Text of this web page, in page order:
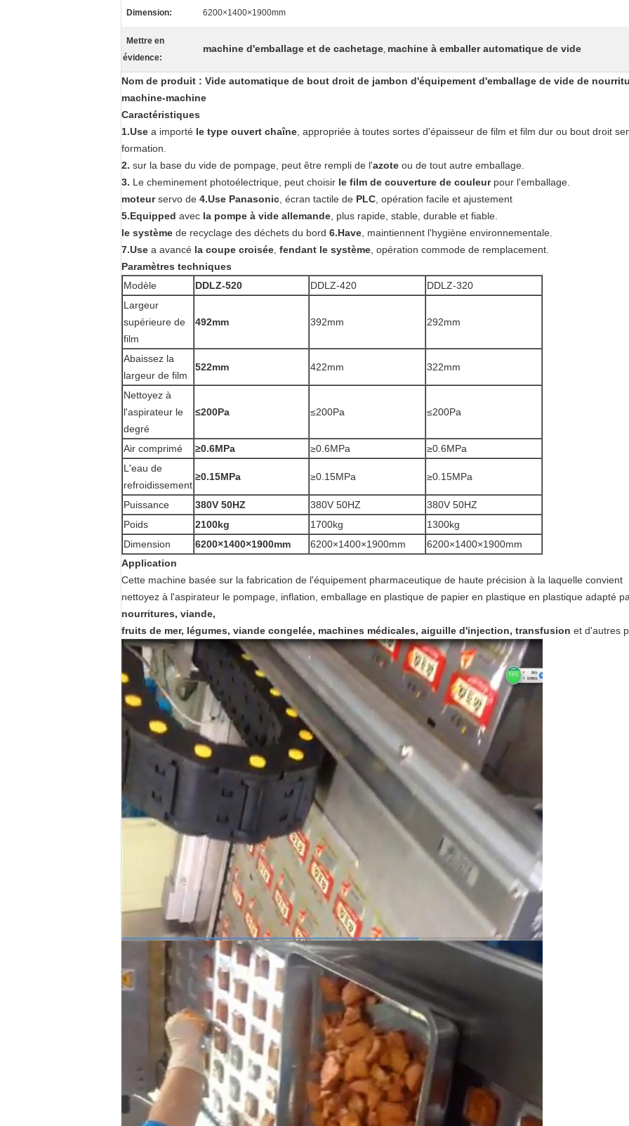
Dimension: 6200×1400×1900mm
Mettre en
évidence:
machine d'emballage et de cachetage, machine à emballer automatique de vide
Nom de produit : Vide automatique de bout droit de jambon d'équipement d'emballage de vide de
machine-machine
Caractéristiques
1.Use a importé le type ouvert chaîne , appropriée à toutes sortes d'épaisseur de film et film dur ou bout droit
formation.
2. sur la base du vide de pompage, peut être rempli de l'azote ou de tout autre emballage.
3. Le cheminement photoélectrique, peut choisir le film de couverture de couleur pour l'emballage.
moteurservo de 4.Use Panasonic , écran tactile de PLC , opération facile et ajustement
5.Equipped avec la pompe à vide allemande , plus rapide, stable, durable et fiable.
le système de recyclage des déchets du bord 6.Have , maintiennent l'hygiène environnementale.
7.Use a avancé la coupe croisée fendant le système , opération commode de remplacement.
Paramètres techniques
Modèle
DDLZ-520 DDLZ-420
DDLZ-320
Largeur
supérieure de
film
492mm 392mm 292mm
Abaissez la
largeur de film
522mm 422mm 322mm
Nettoyez à
l'aspirateur le
degré
≤200Pa ≤200Pa ≤200Pa
Air comprimé ≥0.6MPa ≥0.6MPa
≥0.6MPa
L'eau de
refroidissement
≥0.15MPa ≥0.15MPa ≥0.15MPa
Puissance 380V 50HZ 380V 50HZ
380V 50HZ
Poids
2100kg 1700kg
1300kg
Dimension
6200×1400×1900mm 6200×1400×1900mm
6200×1400×1900mm
Application
Cette machine basée sur la fabrication de l'équipement pharmaceutique de haute précision à la laquelle convient
nettoyez à l'aspirateur le pompage, inflation, emballage en plastique de papier en plastique en plastique adapté
nourritures, viande,
fruits de mer, légumes, viande congelée, machines médicales, aiguille d'injection, transfusion et d'autres